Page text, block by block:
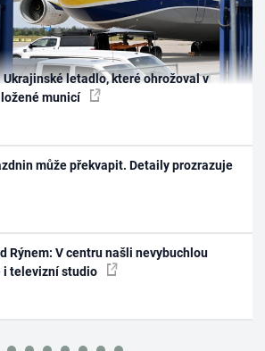
letadlo, které ohrožoval v
municí
může překvapit. Detaily prozrazuje
Rýnem: V centru našli nevybuchlou
i televizní studio